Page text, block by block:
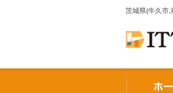
茨城県(牛久市